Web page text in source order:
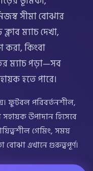
সীমা বোঝার
ম্যাচ দেখা,
কিংবা
ম্যাচ পড়া—সব
হতে পারে।
ফুটবল পরিবর্তনশীল,
উপাদান হিসেবে
গেমিং, সময়
বোঝা এখানে গুরুত্বপূর্ণ।